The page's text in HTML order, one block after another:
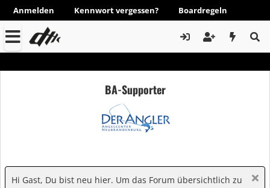
Anmelden Kennwort vergessen? Boardregeln
BA-Supporter
Hi Gast, Du bist neu hier. Um das Forum übersichtlich zu